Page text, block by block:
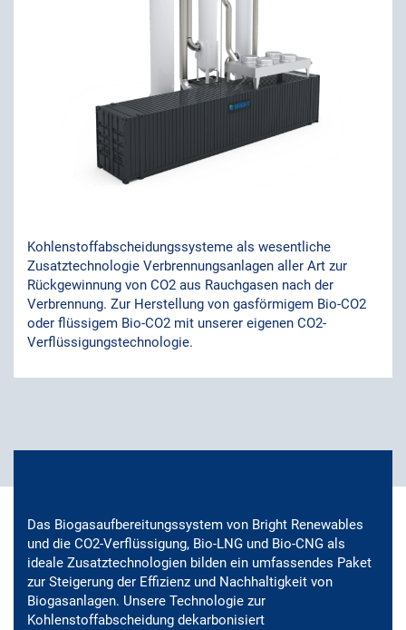
Kohlenstoffabscheidungssysteme als wesentliche
Zusatztechnologie Verbrennungsanlagen aller Art zur
Rückgewinnung von CO2 aus Rauchgasen nach der
Verbrennung. Zur Herstellung von gasförmigem Bio-CO2
oder flüssigem Bio-CO2 mit unserer eigenen CO2-
Verflüssigungstechnologie.
Das Biogasaufbereitungssystem von Bright Renewables
und die CO2-Verflüssigung, Bio-LNG und Bio-CNG als
ideale Zusatztechnologien bilden ein umfassendes Paket
zur Steigerung der Effizienz und Nachhaltigkeit von
Biogasanlagen. Unsere Technologie zur
Kohlenstoffabscheidung dekarbonisiert